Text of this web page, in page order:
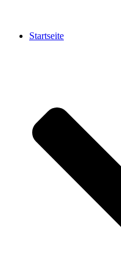
Startseite